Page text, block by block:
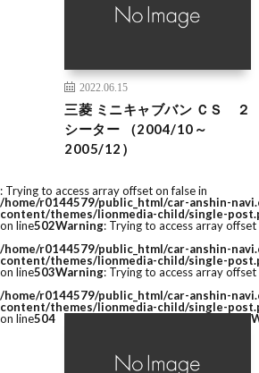
2022.06.15
三菱 ミニキャブバン ＣＳ ２
シーター （2004/10～
2005/12）
: Trying to access array offset on false in
/home/r0144579/public_html/car-anshin-
content/themes/lionmedia-child/single-
on line502Warning: Trying to access array offset
/home/r0144579/public_html/car-anshin-
content/themes/lionmedia-child/single-
on line503Warning: Trying to access array offset
/home/r0144579/public_html/car-anshin-
content/themes/lionmedia-child/single-
on line504